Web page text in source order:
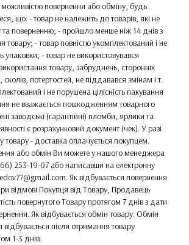
повернення або обміну, будь
що: - товар не належить до товарів, які не
та поверненню; - пройшло менше ніж 14 днів з
- товар повністю укомплектований і не
упаковки; - товар не використовувався
товару, забруднень, сторонніх
потертостей, не піддавався змінам і т.
і не порушена цілісність пакування
не вважається пошкодженням товарного
заводські (гарантійні) пломби, ярлики та
є розрахунковий документ (чек). У разі
товару - доставка оплачується покупцем.
або обмін Ви можете у нашого менеджера
253-19-07 або написавши на електронну
Як відбувається повернення
відмові Покупця від Товару, Продавець
повернутого Товару протягом 7 днів з дати
Як відбувається обмін товару. Обмін
відбувається після отримання товару
1-3 днів.